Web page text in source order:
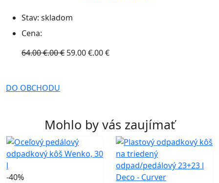
Stav: skladom
Cena:
64.00 €.00 € 59.00 €.00 €
DO OBCHODU
Mohlo by vás zaujímať
-40%